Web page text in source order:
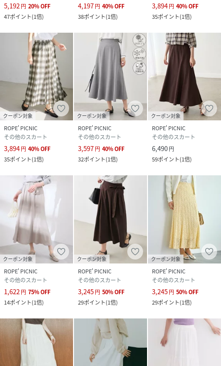
5,192 円 20%OFF
47ポイント(1倍)
4,197円 40%OFF
38ポイント(1倍)
3,894円 40%OFF
35ポイント(1倍)
クーポン対象
ROPE' PICNIC
その他のスカート
3,894円 40%OFF
35ポイント(1倍)
クーポン対象
ROPE' PICNIC
その他のスカート
3,597円 40%OFF
32ポイント(1倍)
クーポン対象
ROPE' PICNIC
その他のスカート
6,490円
59ポイント(1倍)
クーポン対象
ROPE' PICNIC
その他のスカート
1,622円 75%OFF
14ポイント(1倍)
クーポン対象
ROPE' PICNIC
その他のスカート
3,245円 50%OFF
29ポイント(1倍)
クーポン対象
ROPE' PICNIC
その他のスカート
3,245円 50%OFF
29ポイント(1倍)